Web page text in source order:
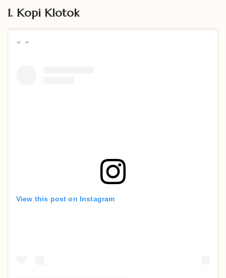
1. Kopi Klotok
View this post on Instagram